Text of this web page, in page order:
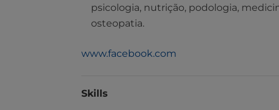
psicologia, nutrição, podologia,
osteopatia.
www.facebook.com
Skills